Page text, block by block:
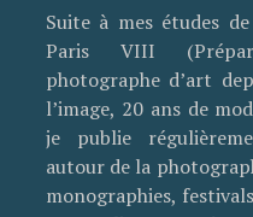
Suite à mes études
Paris VIII
photographe d’art
l’image, 20 ans de
je publie
autour de la
monographies,